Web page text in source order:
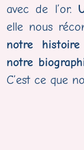
avec de l’or.
elle nous
notre
notre
C’est ce que